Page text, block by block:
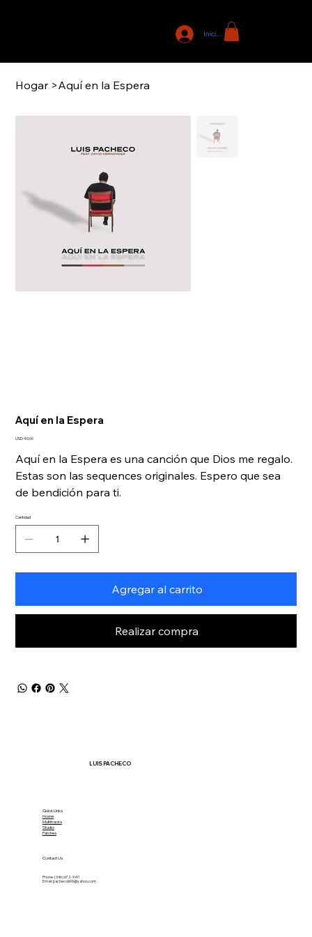
Iniciar sesión
Hogar >Aquí en la Espera
Aquí en la Espera
Precio
USD 40.00
Aquí en la Espera es una canción que Dios me regalo.
Estas son las sequences originales. Espero que sea
de bendición para ti.
Cantidad
Agregar al carrito
Realizar compra
LUIS PACHECO
Phone: (346) 672-9411
Email:pachecols96@yahoo.com
Contact Us
Quick Links
Home
Multitracks
Studio
Patches